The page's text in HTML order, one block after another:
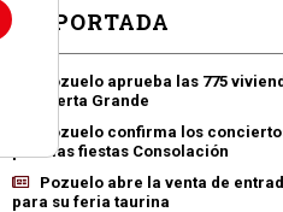
EN PORTADA
Pozuelo aprueba las 775
de Huerta Grande
Pozuelo confirma los
para las fiestas Consolación
Pozuelo abre la venta de
para su feria taurina